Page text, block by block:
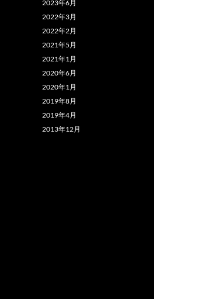
2023年6月
2022年3月
2022年2月
2021年5月
2021年1月
2020年6月
2020年1月
2019年8月
2019年4月
2013年12月